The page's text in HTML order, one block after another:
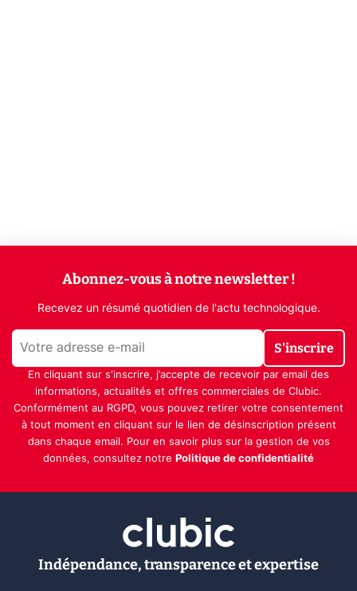
Abonnez-vous à notre newsletter !
Recevez un résumé quotidien de l'actu technologique.
S'inscrire
En cliquant sur s'inscrire, j’accepte de recevoir par email des
informations, actualités et offres commerciales de Clubic.
Conformément au RGPD, vous pouvez retirer votre consentement
à tout moment en cliquant sur le lien de désinscription présent
dans chaque email. Pour en savoir plus sur la gestion de vos
données, consultez notre Politique de confidentialité
Indépendance, transparence et expertise